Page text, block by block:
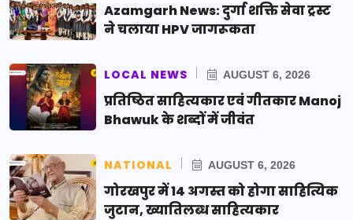
Azamgarh News: दुर्गा शक्ति सेवा ट्रस्ट
ने चलाया HPV जागरूकता
LOCAL NEWS AUGUST 6, 2026
प्रतिष्ठित साहित्यकार एवं गीतकार Manoj
Bhawuk के शब्दों में जीवंत
NATIONAL AUGUST 6, 2026
गोरखपुर में 14 अगस्त को होगा साहित्यिक
जुटान, ख्यातिलब्ध साहित्यकार